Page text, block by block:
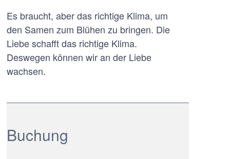
Es braucht, aber das richtige Klima, um
den Samen zum Blühen zu bringen. Die
Liebe schafft das richtige Klima.
Deswegen können wir an der Liebe
wachsen.
Buchung